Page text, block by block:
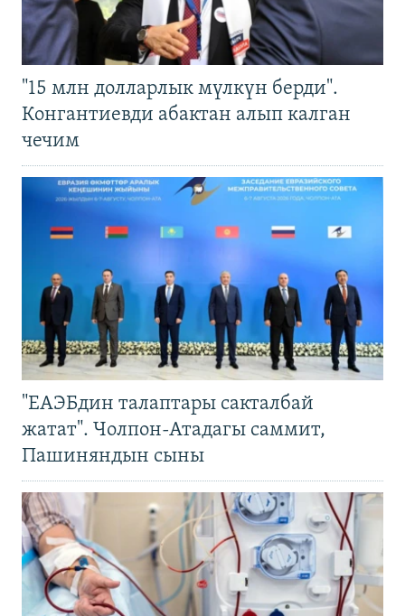
"15 млн долларлык мүлкүн берди".
Конгантиевди абактан алып калган
чечим
"ЕАЭБдин талаптары сакталбай
жатат". Чолпон-Атадагы саммит,
Пашиняндын сыны